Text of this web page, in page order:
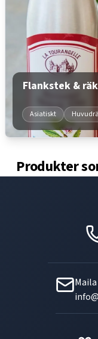
Flankstek &
Asiatiskt
Produkter